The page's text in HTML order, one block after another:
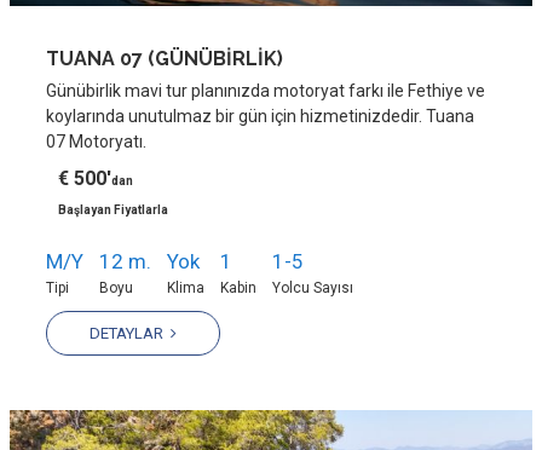
TUANA 07 (GÜNÜBİRLİK)
Günübirlik mavi tur planınızda motoryat farkı ile Fethiye ve
koylarında unutulmaz bir gün için hizmetinizdedir. Tuana
07 Motoryatı.
€ 500'dan
Başlayan Fiyatlarla
M/Y
Tipi
12 m.
Boyu
Yok
Klima
1
Kabin
1-5
Yolcu Sayısı
DETAYLAR